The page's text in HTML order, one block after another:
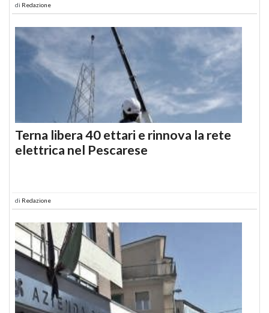
di Redazione
Terna libera 40 ettari e rinnova la rete
elettrica nel Pescarese
di Redazione